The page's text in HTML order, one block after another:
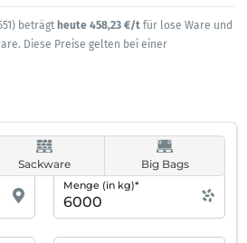
beträgt heute 458,23 €/t für lose Ware und
Diese Preise gelten bei einer
Sackware Big Bags
Menge (in kg)*